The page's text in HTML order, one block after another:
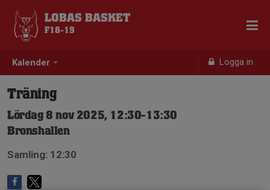
Kalender Logga in
LOBAS BASKET
F18-19
Träning
Lördag 8 nov 2025, 12:30-13:30
Bronshallen
Samling: 12:30